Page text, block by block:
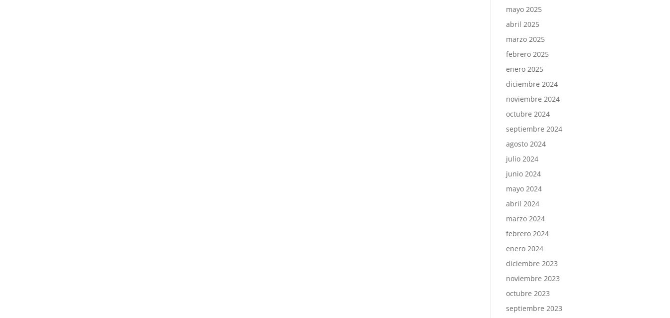
mayo 2025
abril 2025
marzo 2025
febrero 2025
enero 2025
diciembre 2024
noviembre 2024
octubre 2024
septiembre 2024
agosto 2024
julio 2024
junio 2024
mayo 2024
abril 2024
marzo 2024
febrero 2024
enero 2024
diciembre 2023
noviembre 2023
octubre 2023
septiembre 2023